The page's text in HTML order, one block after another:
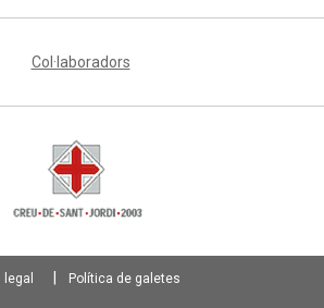
Col·laboradors
Política de galetes